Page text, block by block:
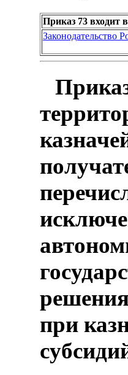
Приказ 73 входит
Законодательство
при